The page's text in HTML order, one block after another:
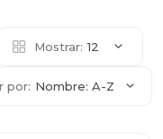
Mostrar: 12
por: Nombre: A-Z